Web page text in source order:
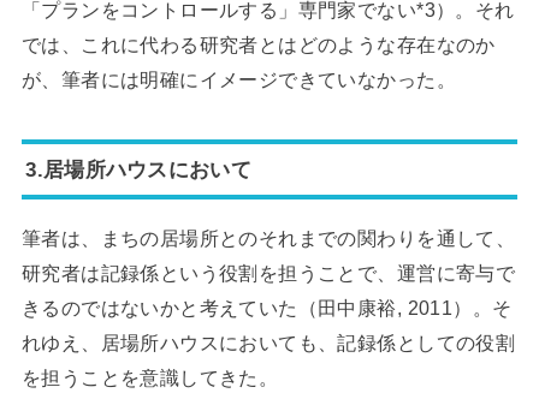
「プランをコントロールする」専門家でない*3）。それ
では、これに代わる研究者とはどのような存在なのか
が、筆者には明確にイメージできていなかった。
3.居場所ハウスにおいて
筆者は、まちの居場所とのそれまでの関わりを通して、
研究者は記録係という役割を担うことで、運営に寄与で
きるのではないかと考えていた（田中康裕, 2011）。そ
れゆえ、居場所ハウスにおいても、記録係としての役割
を担うことを意識してきた。